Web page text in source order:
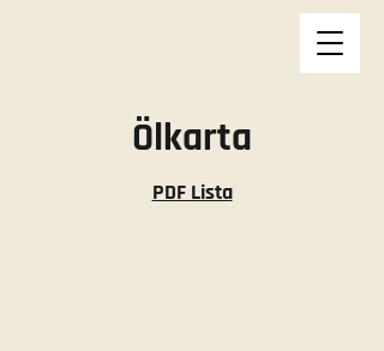
Ölkarta
PDF Lista